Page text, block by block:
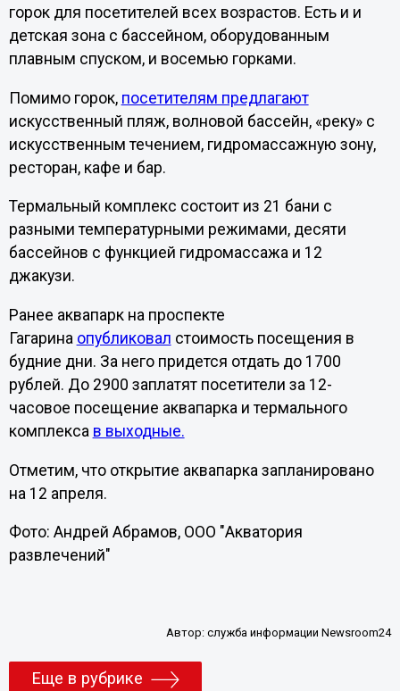
горок для посетителей всех возрастов. Есть и и
детская зона с бассейном, оборудованным
плавным спуском, и восемью горками.
Помимо горок, посетителям предлагают
искусственный пляж, волновой бассейн, «реку» с
искусственным течением, гидромассажную зону,
ресторан, кафе и бар.
Термальный комплекс состоит из 21 бани с
разными температурными режимами, десяти
бассейнов с функцией гидромассажа и 12
джакузи.
Ранее аквапарк на проспекте
Гагарина опубликовал стоимость посещения в
будние дни. За него придется отдать до 1700
рублей. До 2900 заплатят посетители за 12-
часовое посещение аквапарка и термального
комплекса в выходные.
Отметим, что открытие аквапарка запланировано
на 12 апреля.
Фото: Андрей Абрамов, ООО "Акватория
развлечений"
Автор:служба информации Newsroom24
Еще в рубрике